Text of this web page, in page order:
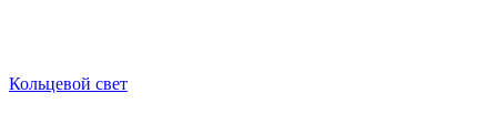
Кольцевой свет